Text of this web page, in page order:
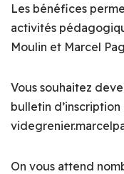
Les bénéfices
activités
Moulin et Marcel
Vous souhaitez
bulletin d’inscription
On vous attend